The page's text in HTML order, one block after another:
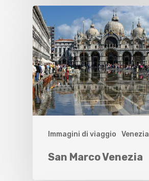
Immagini di viaggio Venezia
San Marco Venezia